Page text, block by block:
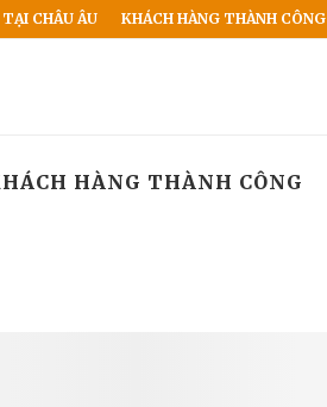
CHÂU ÂU KHÁCH HÀNG THÀNH CÔNG
HÀNG THÀNH CÔNG